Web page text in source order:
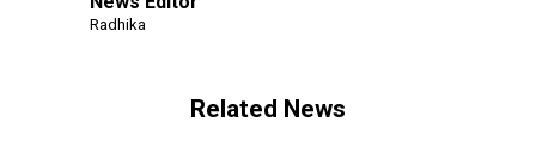
Radhika
Related News